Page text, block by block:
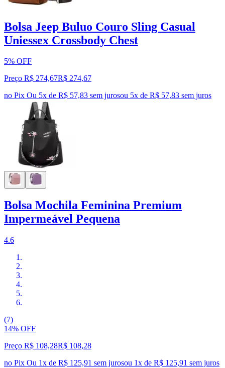
Bolsa Jeep Buluo Couro Sling Casual
Uniessex Crossbody Chest
5% OFF
Preço R$ 274,67R$ 274,67
no Pix Ou 5x de R$ 57,83 sem jurosou 5x de R$ 57,83 sem juros
Bolsa Mochila Feminina Premium
Impermeável Pequena
4.6
(7)
14% OFF
Preço R$ 108,28R$ 108,28
no Pix Ou 1x de R$ 125,91 sem jurosou 1x de R$ 125,91 sem juros